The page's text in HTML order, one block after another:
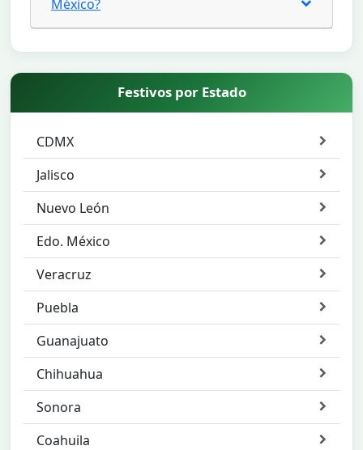
México?
Festivos por Estado
CDMX
Jalisco
Nuevo León
Edo. México
Veracruz
Puebla
Guanajuato
Chihuahua
Sonora
Coahuila